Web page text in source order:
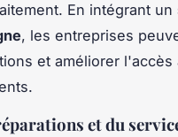
En intégrant un
, les entreprises
et améliorer l'accès
et du